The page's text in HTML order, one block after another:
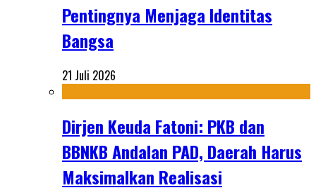
Pentingnya Menjaga Identitas
Bangsa
21 Juli 2026
Dirjen Keuda Fatoni: PKB dan
BBNKB Andalan PAD, Daerah Harus
Maksimalkan Realisasi